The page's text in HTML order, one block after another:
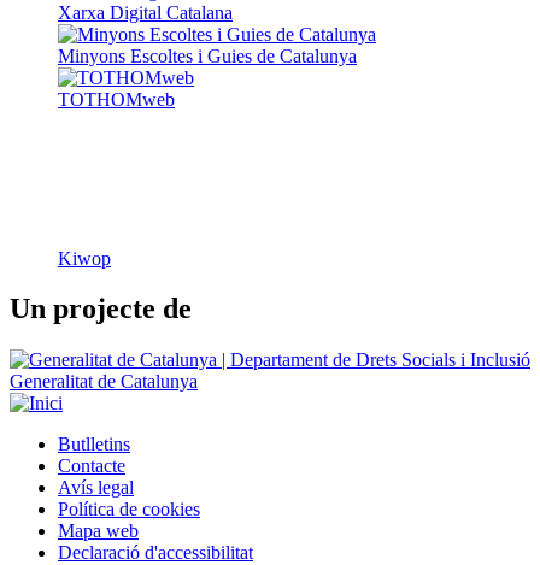
Xarxa Digital Catalana
Minyons Escoltes i Guies de Catalunya
TOTHOMweb
Kiwop
Un projecte de
Generalitat de Catalunya
Peu
Butlletins
Contacte
Avís legal
Política de cookies
Mapa web
Declaració d'accessibilitat